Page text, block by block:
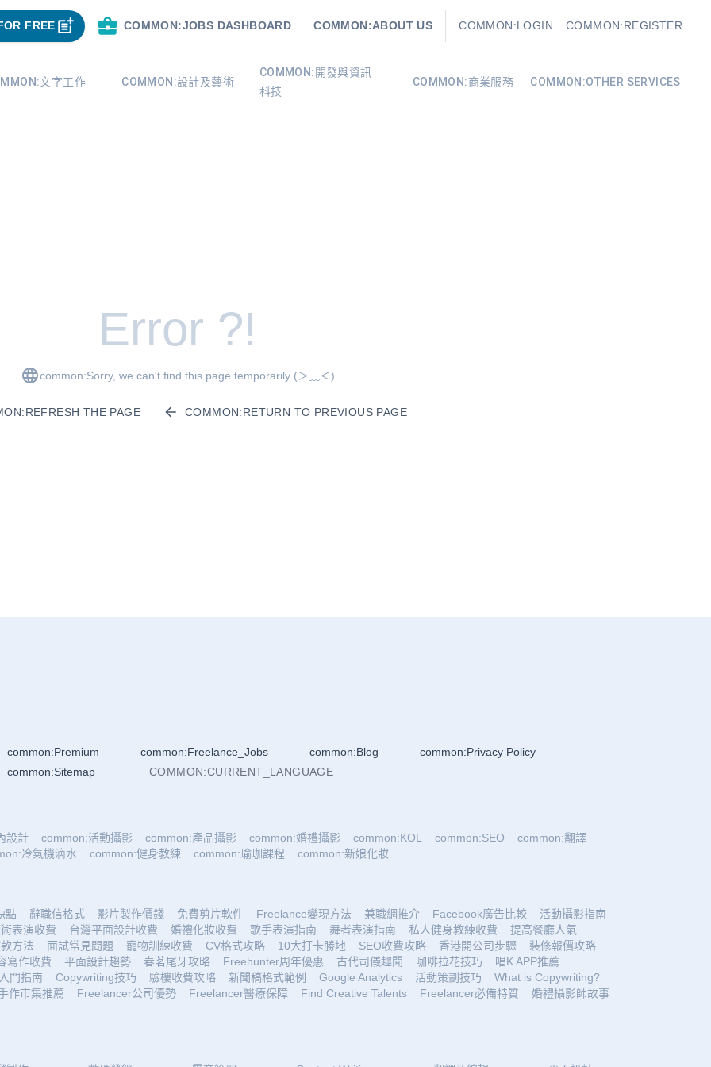
FREE COMMON:JOBS DASHBOARD COMMON:ABOUT US COMMON:LOGIN COMMON:REGISTER
文字工作 COMMON:設計及藝術
COMMON:開發與資訊
科技
COMMON:商業服務 COMMON:OTHER SERVICES
Error ?!
common:Sorry, we can't find this page temporarily (＞﹏＜)
THE PAGE COMMON:RETURN TO PREVIOUS PAGE
common:Premium common:Freelance_Jobs common:Blog
common:Privacy Policy
common:Sitemap
COMMON:CURRENT_LANGUAGE
設計 common:活動攝影 common:產品攝影 common:婚禮攝影 common:KOL common:SEO
common:翻譯
冷氣機滴水
common:健身教練 common:瑜珈課程 common:新娘化妝
點 辭職信格式 影片製作價錢 免費剪片軟件 Freelance變現方法 兼職網推介 Facebook廣告比較
活動攝影指南
表演收費
台灣平面設計收費 婚禮化妝收費 歌手表演指南 舞者表演指南 私人健身教練收費
提高餐廳人氣
方法
面試常見問題 寵物訓練收費 CV格式攻略 10大打卡勝地 SEO收費攻略 香港開公司步驟
裝修報價攻略
寫作收費
平面設計趨勢 春茗尾牙攻略 Freehunter周年優惠 古代司儀趣聞 咖啡拉花技巧
唱K APP推薦
門指南
Copywriting技巧 驗樓收費攻略 新聞稿格式範例 Google Analytics 活動策劃技巧
What is Copywriting?
作市集推薦
Freelancer公司優勢 Freelancer醫療保障 Find Creative Talents Freelancer必備特質 婚禮攝影師故事